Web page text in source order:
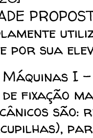
por sua
Máquinas I
fixação
são: